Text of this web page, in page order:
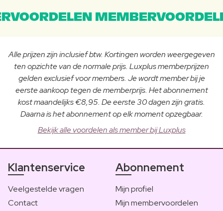
Alle prijzen zijn inclusief btw. Kortingen worden weergegeven
ten opzichte van de normale prijs. Luxplus memberprijzen
gelden exclusief voor members. Je wordt member bij je
eerste aankoop tegen de memberprijs. Het abonnement
kost maandelijks €8,95. De eerste 30 dagen zijn gratis.
Daarna is het abonnement op elk moment opzegbaar.
Bekijk alle voordelen als member bij Luxplus
Klantenservice
Veelgestelde vragen
Contact
Abonnement
Mijn profiel
Mijn membervoordelen